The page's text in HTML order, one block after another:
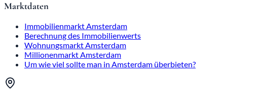
Marktdaten
Immobilienmarkt Amsterdam
Berechnung des Immobilienwerts
Wohnungsmarkt Amsterdam
Millionenmarkt Amsterdam
Um wie viel sollte man in Amsterdam überbieten?